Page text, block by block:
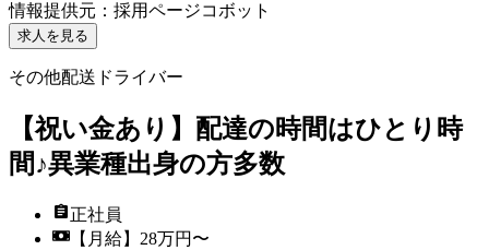
情報提供元 ： 採用ページコボット
求人を見る
その他配送ドライバー
【祝い金あり】配達の時間はひとり時
間♪異業種出身の方多数
正社員
【月給】28万円〜